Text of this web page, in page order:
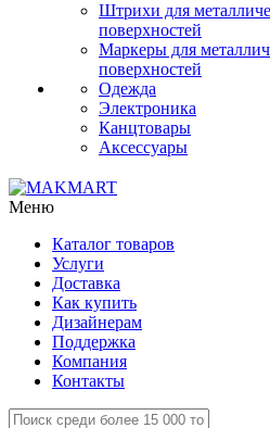
Штрихи для
поверхностей
Маркеры для
поверхностей
Одежда
Электроника
Канцтовары
Аксессуары
Меню
Каталог товаров
Услуги
Доставка
Как купить
Дизайнерам
Поддержка
Компания
Контакты